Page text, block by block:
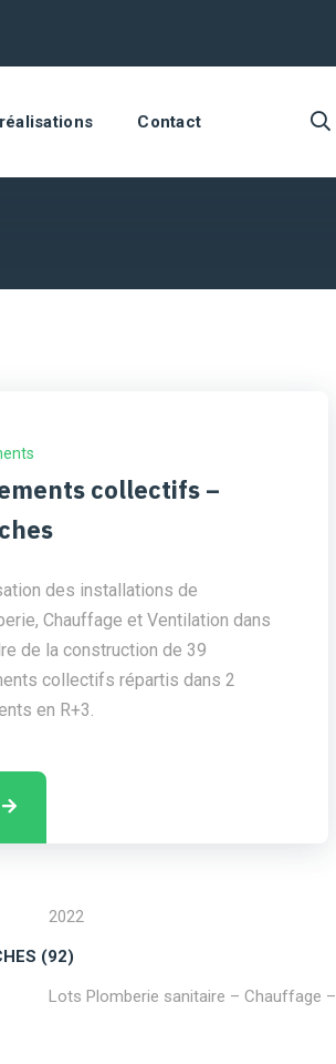
Contact
collectifs –
des installations de
Chauffage et Ventilation dans
de la construction de 39
collectifs répartis dans 2
en R+3.
2022
(92)
Lots Plomberie sanitaire – Chauffage –